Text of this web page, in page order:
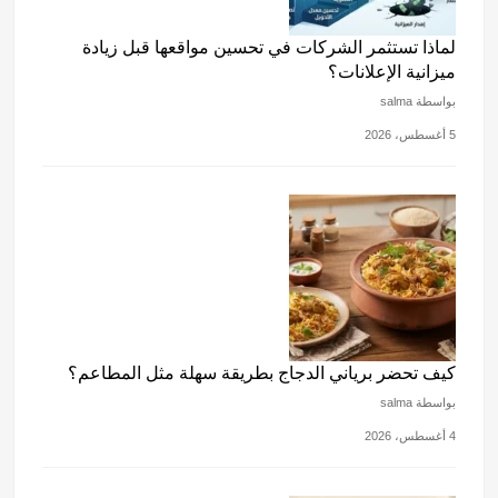
لماذا تستثمر الشركات في تحسين مواقعها قبل زيادة
ميزانية الإعلانات؟
بواسطة salma
5 أغسطس، 2026
كيف تحضر برياني الدجاج بطريقة سهلة مثل المطاعم؟
بواسطة salma
4 أغسطس، 2026